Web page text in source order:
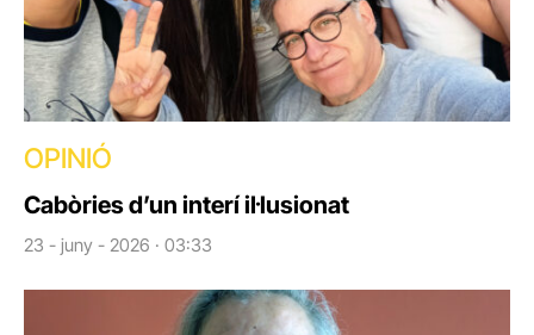
OPINIÓ
Cabòries d’un interí il·lusionat
23 - juny - 2026 · 03:33